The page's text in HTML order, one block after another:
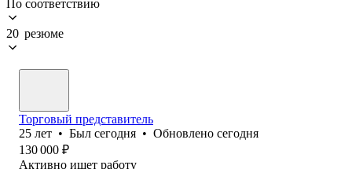
По соответствию
20 резюме
Торговый представитель
25 лет • Был сегодня • Обновлено сегодня
130 000 ₽
Активно ищет работу